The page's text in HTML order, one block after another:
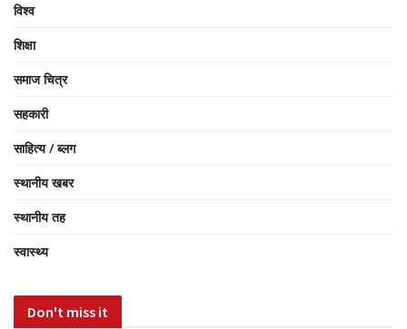
विश्व
शिक्षा
समाज चित्र
सहकारी
साहित्य / ब्लग
स्थानीय खबर
स्थानीय तह
स्वास्थ्य
Don't miss it